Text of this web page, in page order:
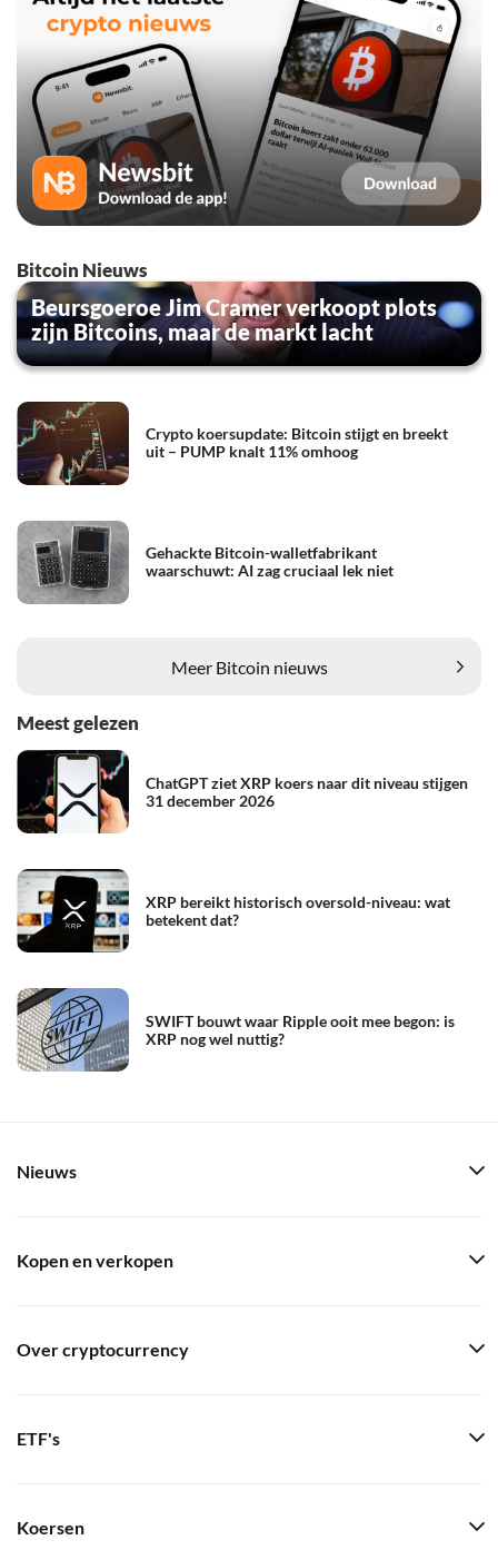
Bitcoin Nieuws
Beursgoeroe Jim Cramer verkoopt plots
zijn Bitcoins, maar de markt lacht
Crypto koersupdate: Bitcoin stijgt en breekt
uit – PUMP knalt 11% omhoog
Gehackte Bitcoin-walletfabrikant
waarschuwt: AI zag cruciaal lek niet
Meer Bitcoin nieuws
Meest gelezen
ChatGPT ziet XRP koers naar dit niveau stijgen
31 december 2026
XRP bereikt historisch oversold-niveau: wat
betekent dat?
SWIFT bouwt waar Ripple ooit mee begon: is
XRP nog wel nuttig?
Nieuws
Kopen en verkopen
Over cryptocurrency
ETF's
Koersen